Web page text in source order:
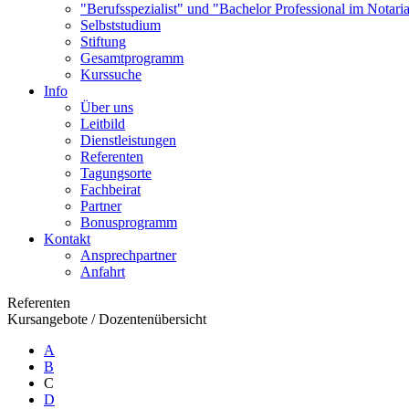
"Berufsspezialist" und "Bachelor Professional im
Selbststudium
Stiftung
Gesamtprogramm
Kurssuche
Info
Über uns
Leitbild
Dienstleistungen
Referenten
Tagungsorte
Fachbeirat
Partner
Bonusprogramm
Kontakt
Ansprechpartner
Anfahrt
Referenten
Kursangebote /Dozentenübersicht
A
B
C
D